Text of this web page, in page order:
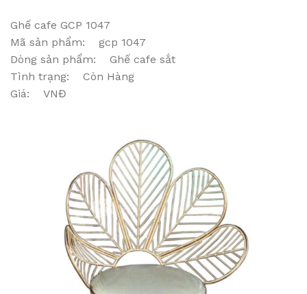
Ghế cafe GCP 1047
Mã sản phẩm: gcp 1047
Dòng sản phẩm: Ghế cafe sắt
Tình trạng: Còn Hàng
Giá: VNĐ